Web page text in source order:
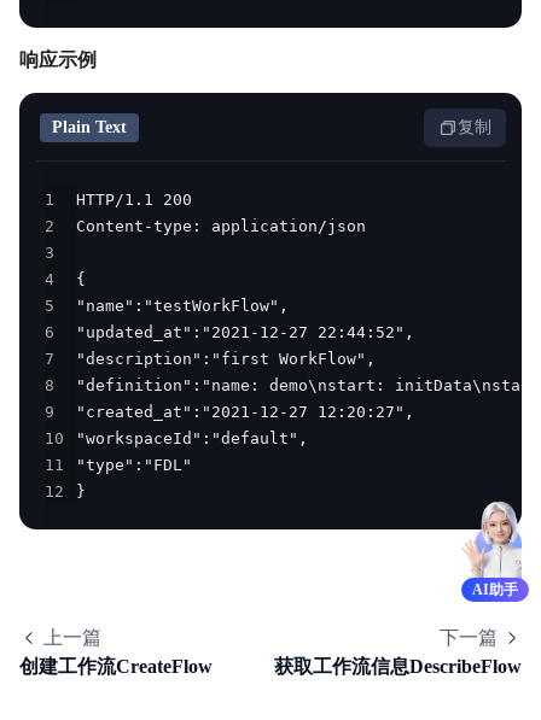
响应示例
Plain Text 复制
1
2
3
4
5
6
7
8
9
10
11
12
}
上一篇
创建工作流CreateFlow
下一篇
获取工作流信息DescribeFlow
AI助手